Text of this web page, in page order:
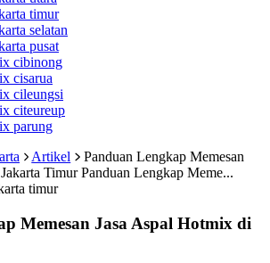
timur
selatan
pusat
cibinong
cisarua
cileungsi
citeureup
parung
Artikel
Panduan Lengkap Memesan
TimurPanduan Lengkap Meme...
timur
Memesan Jasa Aspal Hotmix di